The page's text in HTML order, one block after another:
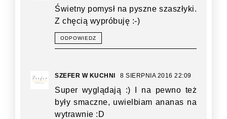
Świetny pomysł na pyszne szaszłyki.
Z chęcią wypróbuję :-)
ODPOWIEDZ
SZEFER W KUCHNI 8 SIERPNIA 2016 22:09
Super wyglądają :) I na pewno też
były smaczne, uwielbiam ananas na
wytrawnie :D